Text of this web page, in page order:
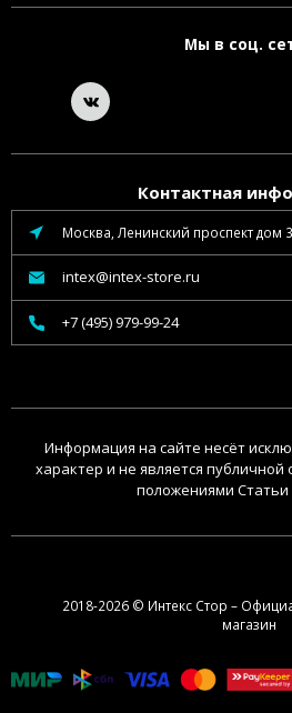
Мы в соц.
Контактная
Москва, Ленинский проспект дом
intex@intex-store.ru
+7 (495) 979-99-24
Информация на сайте несёт
характер и не является
положениями Статьи
2018-2026 © Интекс Стор –
магазин